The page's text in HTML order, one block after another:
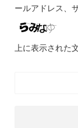
ールアドレス、
上に表示された